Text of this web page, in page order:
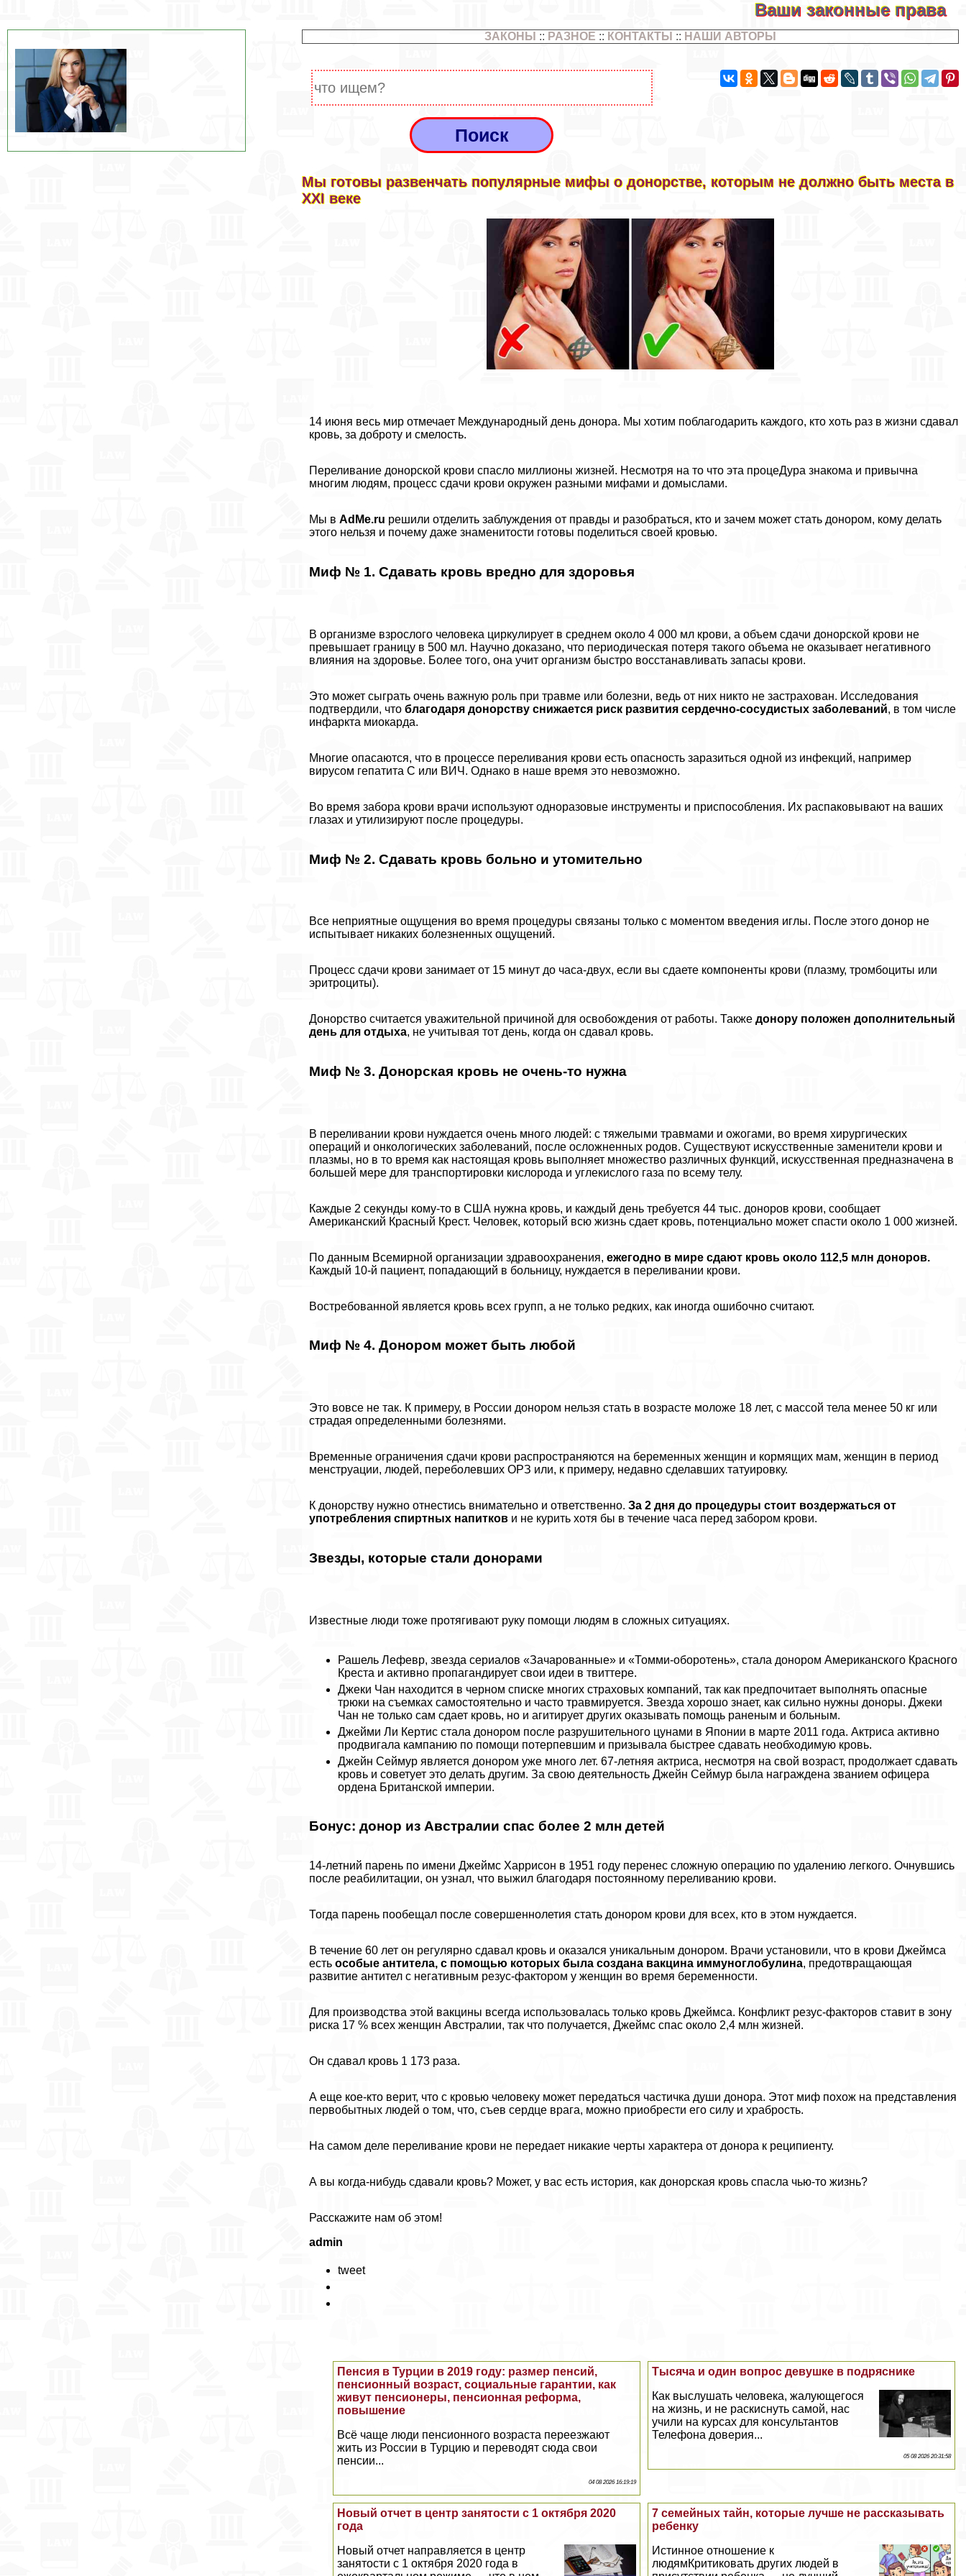
Ваши законные права
ЗАКОНЫ :: РАЗНОЕ :: КОНТАКТЫ :: НАШИ АВТОРЫ
Мы готовы развенчать популярные мифы о донорстве, которым не должно быть места в
XXI веке
14 июня весь мир отмечает Международный день донора. Мы хотим поблагодарить каждого, кто хоть раз в жизни сдавал
кровь, за доброту и смелость.
Переливание донорской крови спасло миллионы жизней. Несмотря на то что эта процеДypa знакома и привычна
многим людям, процесс сдачи крови окружен разными мифами и домыслами.
Мы вAdMe.ru решили отделить заблуждения от правды и разобраться, кто и зачем может стать донором, кому делать
этого нельзя и почему даже знаменитости готовы поделиться своей кровью.
Миф № 1. Сдавать кровь вредно для здоровья
В организме взрослого человека циркулирует в среднем около 4 000 мл крови, а объем сдачи донорской крови не
превышает границу в 500 мл. Научно доказано, что периодическая потеря такого объема не оказывает негативного
влияния на здоровье. Более того, она учит организм быстро восстанавливать запасы крови.
Это может сыграть очень важную роль при травме или болезни, ведь от них никто не застрахован. Исследования
подтвердили, чтоблагодаря донорству снижается риск развития сердечно-сосудистых заболеваний, в том числе
инфаркта миокарда.
Многие опасаются, что в процессе переливания крови есть опасность заразиться одной из инфекций, например
вирусом гепатита С или ВИЧ. Однако в наше время это невозможно.
Во время забора крови врачи используют одноразовые инструменты и приспособления. Их распаковывают на ваших
глазах и утилизируют после процедуры.
Миф № 2. Сдавать кровь больно и утомительно
Все неприятные ощущения во время процедуры связаны только с моментом введения иглы. После этого донор не
испытывает никаких болезненных ощущений.
Процесс сдачи крови занимает от 15 минут до часа-двух, если вы сдаете компоненты крови (плазму, тромбоциты или
эритроциты).
Донорство считается уважительной причиной для освобождения от работы. Такжедонору положен дополнительный
день для отдыха, не учитывая тот день, когда он сдавал кровь.
Миф № 3. Донорская кровь не очень-то нужна
В переливании крови нуждается очень много людей: с тяжелыми травмами и ожогами, во время хирургических
операций и oнкoлoгических заболеваний, после осложненных родов. Существуют искусственные заменители крови и
плазмы, но в то время как настоящая кровь выполняет множество различных функций, искусственная предназначена в
большей мере для трaнcпортировки кислорода и углекислого газа по всему телу.
Каждые 2 секунды кому-то в США нужна кровь, и каждый день требуется 44 тыс. доноров крови, сообщает
Американский Красный Крест. Человек, который всю жизнь сдает кровь, потенциально может спасти около 1 000 жизней.
По данным Всемирной организации здравоохранения,ежегодно в мире сдают кровь около 112,5 млн доноров.
Каждый 10-й пациент, попадающий в больницу, нуждается в переливании крови.
Востребованной является кровь всех групп, а не только редких, как иногда ошибочно считают.
Миф № 4. Донором может быть любой
Это вовсе не так. К примеру, в России донором нельзя стать в возрасте моложе 18 лет, с массой тела менее 50 кг или
страдая определенными болезнями.
Временные ограничения сдачи крови распространяются на беременных женщин и кормящих мам, женщин в период
мeнcтpуации, людей, переболевших ОРЗ или, к примеру, недавно сделавших татуировку.
К донорству нужно отнестись внимательно и ответственно.За 2 дня до процедуры стоит воздержаться от
употрeбления спиртных напитков и не курить хотя бы в течение часа перед забором крови.
Звезды, которые стали донорами
Известные люди тоже протягивают руку помощи людям в сложных ситуациях.
Рашель Лефевр, звезда сериалов «Зачарованные» и «Томми-оборотень», стала донором Американского Красного
Креста и активно пропагандирует свои идеи в твиттере.
Джеки Чан находится в черном списке многих страховых компаний, так как предпочитает выполнять опасные
трюки на съемках самостоятельно и часто травмируется. Звезда хорошо знает, как сильно нужны доноры. Джеки
Чан не только сам сдает кровь, но и агитирует других оказывать помощь раненым и больным.
Джейми Ли Кертис стала донором после разрушительного цунами в Японии в марте 2011 года. Актриса активно
продвигала кампанию по помощи потерпевшим и призывала быстрее сдавать необходимую кровь.
Джейн Сеймур является донором уже много лет. 67-летняя актриса, несмотря на свой возраст, продолжает сдавать
кровь и советует это делать другим. За свою деятельность Джейн Сеймур была награждена званием офицера
ордена Британской империи.
Бонус: донор из Австралии спас более 2 млн детей
14-летний парень по имени Джеймс Харрисон в 1951 году перенес сложную операцию по удалению легкого. Очнувшись
после реабилитации, он узнал, что выжил благодаря постоянному переливанию крови.
Тогда парень пообещал после совершеннолетия стать донором крови для всех, кто в этом нуждается.
В течение 60 лет он регулярно сдавал кровь и оказался уникальным донором. Врачи установили, что в крови Джеймса
естьособые антитела, с помощью которых была создана вакцина иммуноглобулина, предотвращающая
развитие антител с негативным резус-фактором у женщин во время беременности.
Для производства этой вакцины всегда использовалась только кровь Джеймса. Конфликт резус-факторов ставит в зону
риска 17 % всех женщин Австралии, так что получается, Джеймс спас около 2,4 млн жизней.
Он сдавал кровь 1 173 раза.
А еще кое-кто верит, что с кровью человеку может передаться частичка души донора. Этот миф похож на представления
первобытных людей о том, что, съев сердце врага, можно приобрести его силу и храбрость.
На самом деле переливание крови не передает никакие черты хаpaктера от донора к реципиенту.
А вы когда-нибудь сдавали кровь? Может, у вас есть история, как донорская кровь спасла чью-то жизнь?
Расскажите нам об этом!
admin
tweet
Тысяча и один вопрос дeвyшке в подряснике
Как выслушать человека, жалующегося
на жизнь, и не раскиснуть самой, нас
учили на курсах для консультантов
Телефона доверия...
05 08 2026 20:31:58
Пенсия в Турции в 2019 году: размер пенсий,
пенсионный возраст, социальные гарантии, как
живут пенсионеры, пенсионная реформа,
повышение
Всё чаще люди пенсионного возраста переезжают
жить из России в Турцию и переводят сюда свои
пенсии...
04 08 2026 16:19:19
7 семейных тайн, которые лучше не рассказывать
ребенку
Истинное отношение к
людямКритиковать других людей в
Новый отчет в центр занятости с 1 октября 2020
года
Новый отчет направляется в центр
занятости с 1 октября 2020 года в